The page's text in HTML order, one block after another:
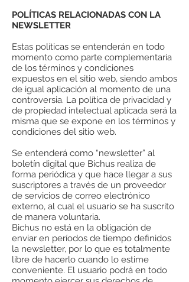
POLÍTICAS RELACIONADAS CON LA
NEWSLETTER
Estas políticas se entenderán en todo
momento como parte complementaria
de los términos y condiciones
expuestos en el sitio web, siendo ambos
de igual aplicación al momento de una
controversia. La política de privacidad y
de propiedad intelectual aplicada será la
misma que se expone en los términos y
condiciones del sitio web.
Se entenderá como “newsletter” al
boletín digital que Bichus realiza de
forma periódica y que hace llegar a sus
suscriptores a través de un proveedor
de servicios de correo electrónico
externo, al cual el usuario se ha suscrito
de manera voluntaria.
Bichus no está en la obligación de
enviar en períodos de tiempo definidos
la newsletter, por lo que es totalmente
libre de hacerlo cuando lo estime
conveniente. El usuario podrá en todo